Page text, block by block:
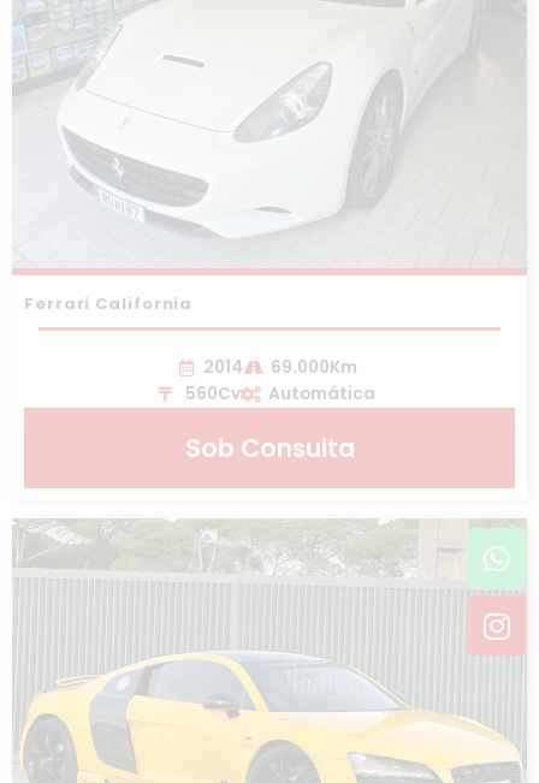
Ferrari California
2014
69.000Km
560Cv
Automática
Sob Consulta